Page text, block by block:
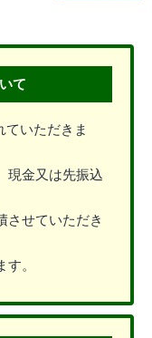
て
ていただきま
現金又は先振込
させていただき
。